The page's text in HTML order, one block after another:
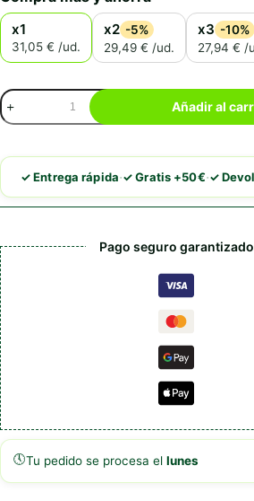
original
€34,50.
actual
€31,05.
x1
31,05 € /ud.
x2 -5%
29,49 € /ud.
x3 -10%
27,94 € /
Natura
Diet
Ternera
Verduras
cantidad
Añadir al
✓ Entrega rápida·✓ Gratis +50€·✓
Pago seguro garantizado
🕔Tu pedido se procesa el lunes